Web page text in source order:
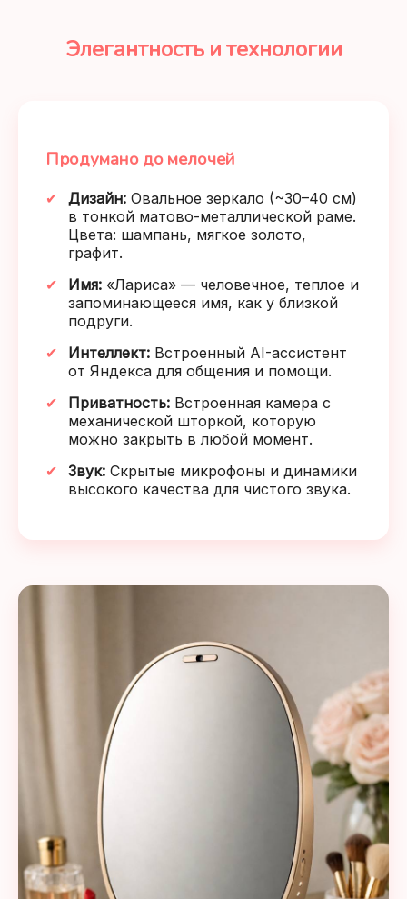
Элегантность и технологии
Продумано до мелочей
Дизайн: Овальное зеркало (~30–40 см)
в тонкой матово-металлической раме.
Цвета: шампань, мягкое золото,
графит.
Имя: «Лариса» — человечное, теплое и
запоминающееся имя, как у близкой
подруги.
Интеллект: Встроенный AI-ассистент
от Яндекса для общения и помощи.
Приватность: Встроенная камера с
механической шторкой, которую
можно закрыть в любой момент.
Звук: Скрытые микрофоны и динамики
высокого качества для чистого звука.